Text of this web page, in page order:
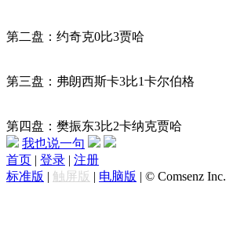
第二盘：约奇克0比3贾哈
第三盘：弗朗西斯卡3比1卡尔伯格
第四盘：樊振东3比2卡纳克贾哈
我也说一句
首页 | 登录 | 注册
标准版 | 触屏版 | 电脑版 | © Comsenz Inc.